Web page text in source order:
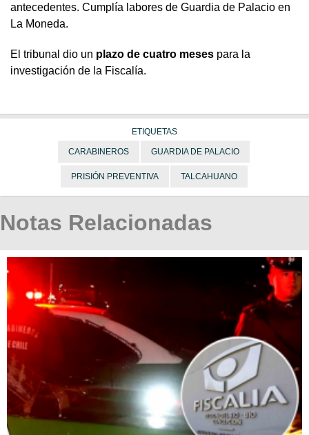
antecedentes. Cumplía labores de Guardia de Palacio en
La Moneda.
El tribunal dio un plazo de cuatro meses para la
investigación de la Fiscalía.
ETIQUETAS
CARABINEROS GUARDIA DE PALACIO
PRISIÓN PREVENTIVA TALCAHUANO
Notas Relacionadas